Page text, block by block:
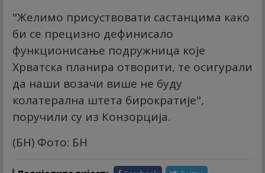
"Желимо присуствовати састанцима како
би се прецизно дефинисало
функционисање подружница које
Хрватска планира отворити, те осигурали
да наши возачи више не буду
колатерална штета бирократије",
поручили су из Конзорција.
(БН) Фото: БН